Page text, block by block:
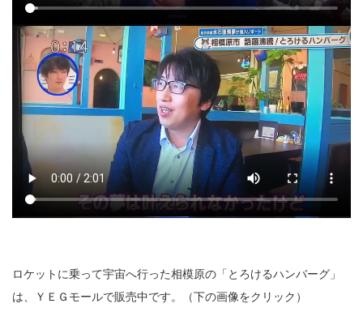
ロケットに乗って宇宙へ行った相模原の「とろけるハンバーグ」
は、ＹＥＧモールで販売中です。（下の画像をクリック）